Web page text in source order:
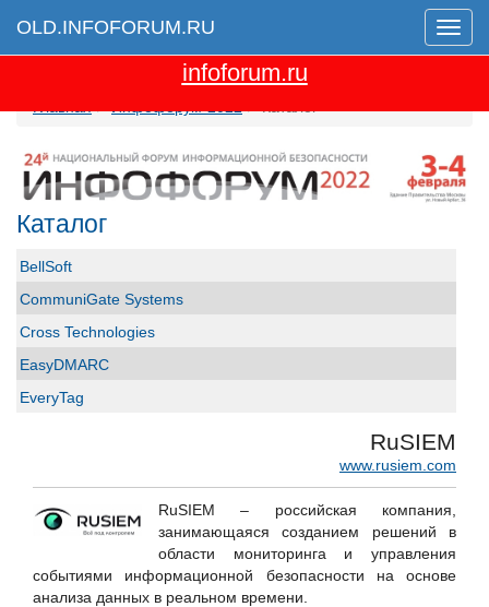
Меню
OLD.INFOFORUM.RU
Перейти на новую версию сайта
infoforum.ru
Каталог
BellSoft
CommuniGate Systems
Cross Technologies
EasyDMARC
EveryTag
Huawei
ICT-Online.ru «Инфокоммуникации онлайн»
LURE IT / ООО «Люр АйТи»
RuSIEM
www.rusiem.com
RuSIEM – российская компания,
занимающаяся созданием решений в
области мониторинга и управления
событиями информационной безопасности на основе
анализа данных в реальном времени.